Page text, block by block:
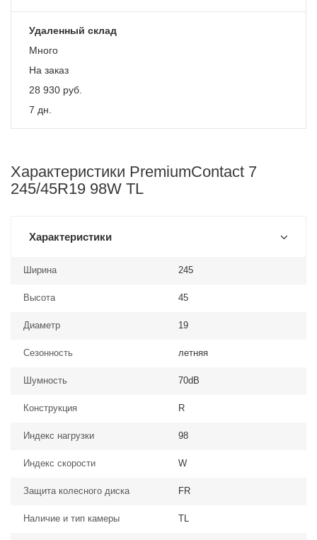
Удаленный склад
Много
На заказ
28 930 руб.
7 дн.
Характеристики PremiumContact 7
245/45R19 98W TL
Характеристики
Ширина 245
Высота 45
Диаметр 19
Сезонность летняя
Шумность 70dB
Конструкция R
Индекс нагрузки 98
Индекс скорости W
Защита колесного диска FR
Наличие и тип камеры TL